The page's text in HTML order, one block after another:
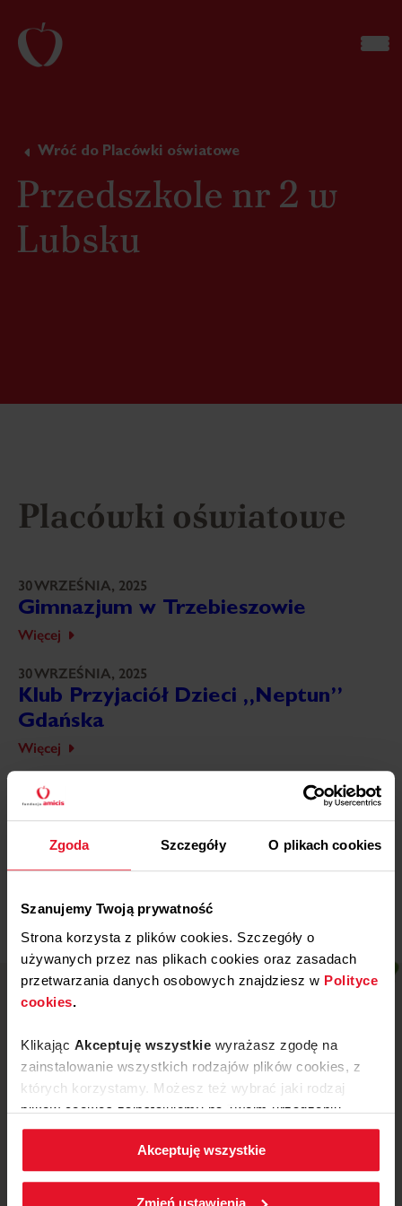
Zgoda Szczegóły O plikach cookies
Szanujemy Twoją prywatność
Strona korzysta z plików cookies. Szczegóły o
używanych przez nas plikach cookies oraz zasadach
przetwarzania danych osobowych znajdziesz w Polityce
cookies.
Klikając Akceptuję wszystkie wyrażasz zgodę na
zainstalowanie wszystkich rodzajów plików cookies, z
których korzystamy. Możesz też wybrać jaki rodzaj
plików cookies zainstalujemy na Twoim urządzeniu,
klikającZmień ustawienia.
W każdej chwili możesz zmienić wybrane przez Ciebie
ustawienia plików cookies wchodząc w zakładkę
Akceptuję wszystkie
Zmień ustawienia
Wróć do Placówki oświatowe
Przedszkole nr 2 w
Lubsku
Placówki oświatowe
30 WRZEŚNIA, 2025
Gimnazjum w Trzebieszowie
Więcej
30 WRZEŚNIA, 2025
Klub Przyjaciół Dzieci „Neptun”
Gdańska
Więcej
30 WRZEŚNIA, 2025
Miejski Klub Sportowy „Stal” z
Wronek
ul. Mickiewicza 52, 64-510 Wronki